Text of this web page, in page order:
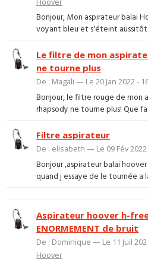
Bonjour, Mon aspirateur balai
voyant bleu et s'éteint aussitôt
Le filtre de mon
ne tourne plus
De : Magali — Le 20 Jan 2022 -
Bonjour, le filtre rouge de mon
rhapsody ne tourne plus! Que
Filtre aspirateur
De : elisabeth — Le 09 Fév
Bonjour ,aspirateur balai
quand j essaye de le tournée a
Aspirateur hoover h-
ENORMEMENT de bruit
De : Dominique — Le 11 Juil
Hoover